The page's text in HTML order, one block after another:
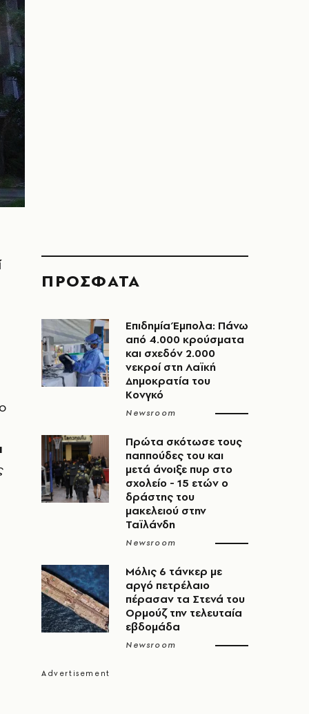
ΠΡΟΣΦΑΤΑ
Επιδημία Έμπολα: Πάνω
από 4.000 κρούσματα
και σχεδόν 2.000
νεκροί στη Λαϊκή
Δημοκρατία του
Κονγκό
Newsroom
Πρώτα σκότωσε τους
παππούδες του και
μετά άνοιξε πυρ στο
σχολείο - 15 ετών ο
δράστης του
μακελειού στην
Ταϊλάνδη
Newsroom
Μόλις 6 τάνκερ με
αργό πετρέλαιο
πέρασαν τα Στενά του
Ορμούζ την τελευταία
εβδομάδα
Newsroom